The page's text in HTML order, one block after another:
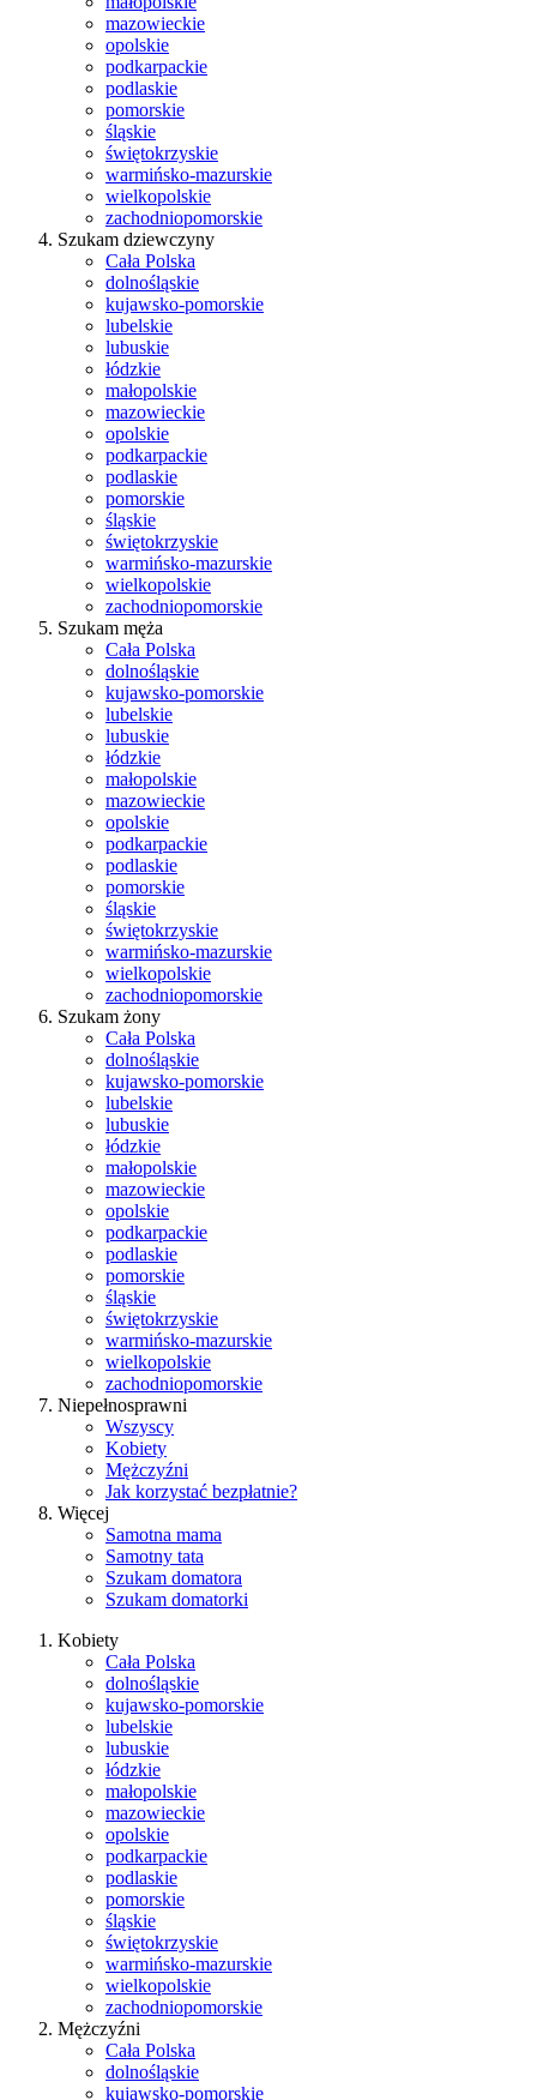
mazowieckie
opolskie
podkarpackie
podlaskie
pomorskie
śląskie
świętokrzyskie
warmińsko-mazurskie
wielkopolskie
zachodniopomorskie
Szukam dziewczyny
Cała Polska
dolnośląskie
kujawsko-pomorskie
lubelskie
lubuskie
łódzkie
małopolskie
mazowieckie
opolskie
podkarpackie
podlaskie
pomorskie
śląskie
świętokrzyskie
warmińsko-mazurskie
wielkopolskie
zachodniopomorskie
Szukam męża
Cała Polska
dolnośląskie
kujawsko-pomorskie
lubelskie
lubuskie
łódzkie
małopolskie
mazowieckie
opolskie
podkarpackie
podlaskie
pomorskie
śląskie
świętokrzyskie
warmińsko-mazurskie
wielkopolskie
zachodniopomorskie
Szukam żony
Cała Polska
dolnośląskie
kujawsko-pomorskie
lubelskie
lubuskie
łódzkie
małopolskie
mazowieckie
opolskie
podkarpackie
podlaskie
pomorskie
śląskie
świętokrzyskie
warmińsko-mazurskie
wielkopolskie
zachodniopomorskie
Niepełnosprawni
Wszyscy
Kobiety
Mężczyźni
Jak korzystać bezpłatnie?
Więcej
Samotna mama
Samotny tata
Szukam domatora
Szukam domatorki
Kobiety
Cała Polska
dolnośląskie
kujawsko-pomorskie
lubelskie
lubuskie
łódzkie
małopolskie
mazowieckie
opolskie
podkarpackie
podlaskie
pomorskie
śląskie
świętokrzyskie
warmińsko-mazurskie
wielkopolskie
zachodniopomorskie
Mężczyźni
Cała Polska
dolnośląskie
kujawsko-pomorskie